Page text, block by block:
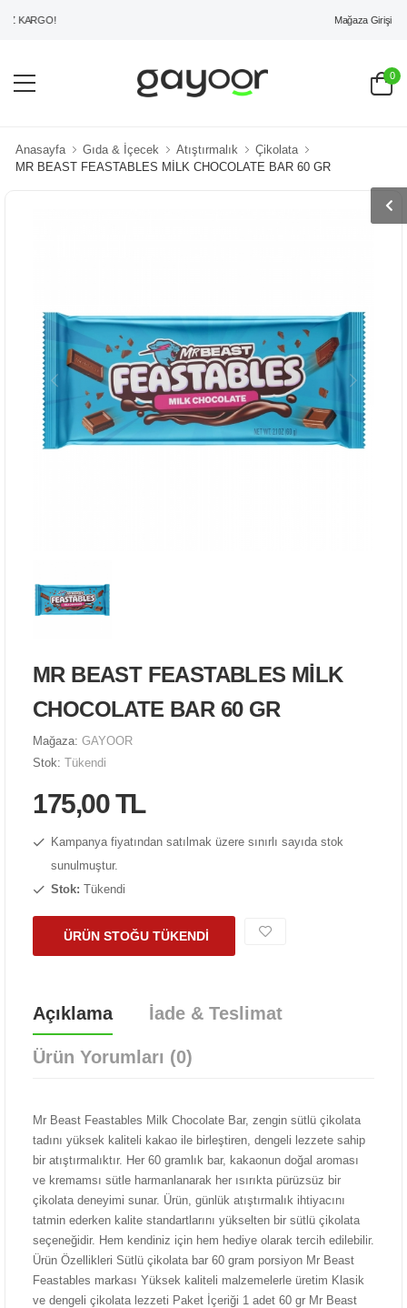
KARGO! Mağaza Girişi
0
Anasayfa Gıda & İçecek Atıştırmalık
Çikolata
MR BEAST FEASTABLES MİLK CHOCOLATE BAR 60 GR
MR BEAST FEASTABLES MİLK
CHOCOLATE BAR 60 GR
Mağaza: GAYOOR
Stok: Tükendi
175,00 TL
Kampanya fiyatından satılmak üzere sınırlı sayıda stok
sunulmuştur.
Stok: Tükendi
ÜRÜN STOĞU TÜKENDİ
Açıklama İade & Teslimat
Ürün Yorumları (0)
Mr Beast Feastables Milk Chocolate Bar, zengin sütlü çikolata
tadını yüksek kaliteli kakao ile birleştiren, dengeli lezzete sahip
bir atıştırmalıktır. Her 60 gramlık bar, kakaonun doğal aroması
ve kremamsı sütle harmanlanarak her ısırıkta pürüzsüz bir
çikolata deneyimi sunar. Ürün, günlük atıştırmalık ihtiyacını
tatmin ederken kalite standartlarını yükselten bir sütlü çikolata
seçeneğidir. Hem kendiniz için hem hediye olarak tercih edilebilir.
Ürün Özellikleri Sütlü çikolata bar 60 gram porsiyon Mr Beast
Feastables markası Yüksek kaliteli malzemelerle üretim Klasik
ve dengeli çikolata lezzeti Paket İçeriği 1 adet 60 gr Mr Beast